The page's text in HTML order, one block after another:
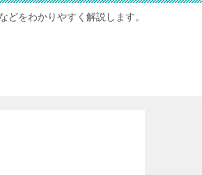
をわかりやすく解説します。